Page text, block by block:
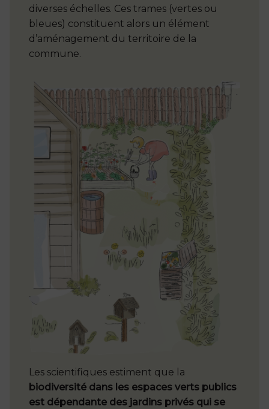
diverses échelles. Ces trames (vertes ou
bleues) constituent alors un élément
d’aménagement du territoire de la
commune.
Les scientifiques estiment que la
biodiversité dans les espaces verts publics
est dépendante des jardins privés qui se